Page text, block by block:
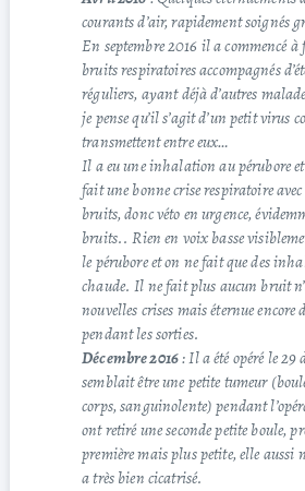
courants d’air, rapidement soignés
En septembre 2016 il a commencé à
bruits respiratoires accompagnés
réguliers, ayant déjà d’autres
je pense qu’il s’agit d’un petit virus
transmettent entre eux…
Il a eu une inhalation au pérubore
fait une bonne crise respiratoire avec
bruits, donc véto en urgence,
bruits.. Rien en voix basse
le pérubore et on ne fait que des
chaude. Il ne fait plus aucun bruit
nouvelles crises mais éternue encore
pendant les sorties.
Décembre 2016: Il a été opéré le 29
semblait être une petite tumeur
corps, sanguinolente) pendant
ont retiré une seconde petite boule,
première mais plus petite, elle
a très bien cicatrisé.